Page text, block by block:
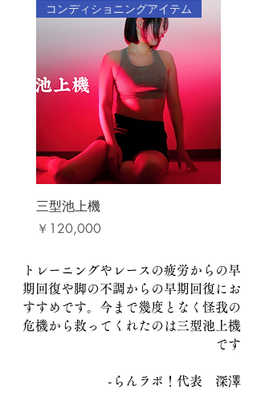
コンディショニングアイテム
三型池上機
価格
￥120,000
トレーニングやレースの疲労からの早
期回復や脚の不調からの早期回復にお
すすめです。今まで幾度となく怪我の
危機から救ってくれたのは三型池上機
です
-らんラボ！代表 深澤